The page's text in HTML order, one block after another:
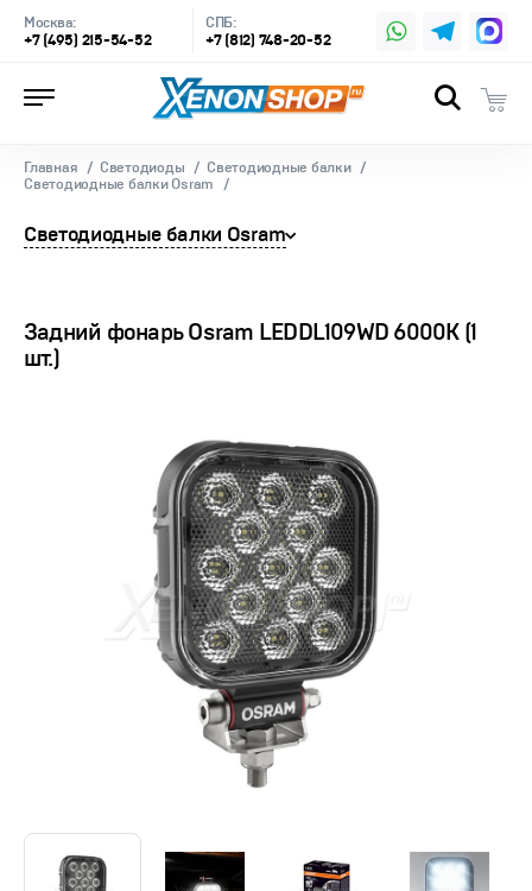
Москва:
+7 (495) 215-54-52
СПБ:
+7 (812) 748-20-52
Главная Светодиоды
Светодиодные балки
Светодиодные балки Osram
Светодиодные балки Osram
Задний фонарь Osram LEDDL109WD 6000K (1
шт.)